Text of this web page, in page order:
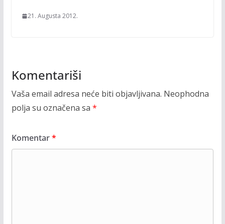
21. Augusta 2012.
Komentariši
Vaša email adresa neće biti objavljivana. Neophodna
polja su označena sa *
Komentar*